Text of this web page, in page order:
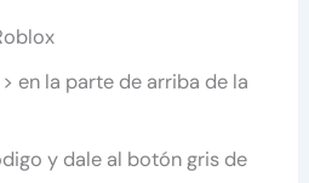
en la parte de arriba de la
y dale al botón gris de